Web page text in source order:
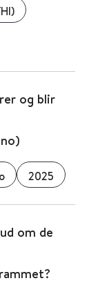
og blir
2025
om de